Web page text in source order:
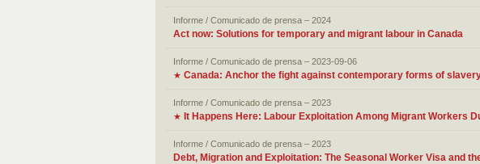
Informe / Comunicado de prensa – 2024
Act now: Solutions for temporary and migrant labour in Canada
Informe / Comunicado de prensa – 2023-09-06
★ Canada: Anchor the fight against contemporary forms of
Informe / Comunicado de prensa – 2023
★ It Happens Here: Labour Exploitation Among Migrant Workers
Informe / Comunicado de prensa – 2023
Debt, Migration and Exploitation: The Seasonal Worker Visa and